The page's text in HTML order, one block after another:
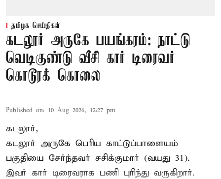
தமிழக செய்திகள்
கடலூர் அருகே பயங்கரம்: நாட்டு
வெடிகுண்டு வீசி கார் டிரைவர்
கொடூரக் கொலை
Published on: 10 Aug 2026, 12:27 pm
கடலூர்,
கடலூர் அருகே பெரிய காட்டுப்பாளையம்
பகுதியை சேர்ந்தவர் சசிக்குமார் (வயது 31).
இவர் கார் டிரைவராக பணி புரிந்து வருகிறார்.